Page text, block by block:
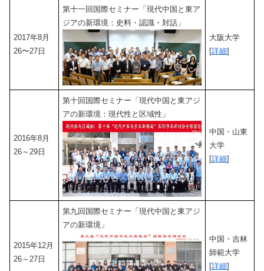
2017年8月
26〜27日
第十一回国際セミナー「現代中国と東ア
ジアの新環境：史料・認識・対話」
大阪大学
[詳細]
2016年8月
26～29日
第十回国際セミナー「現代中国と東アジ
アの新環境：現代性と区域性」
中国・山東
大学
[詳細]
2015年12月
26～27日
第九回国際セミナー「現代中国と東アジ
アの新環境」
中国・吉林
師範大学
[詳細]